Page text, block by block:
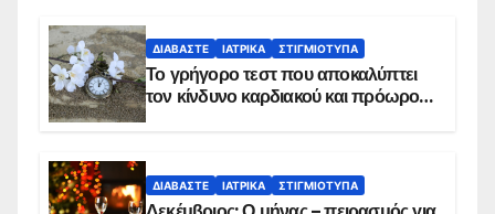
ΔΙΑΒΆΣΤΕ ΙΑΤΡΙΚΆ ΣΤΙΓΜΙΌΤΥΠΑ
Το γρήγορο τεστ που αποκαλύπτει
τον κίνδυνο καρδιακού και πρόωρου
ΔΙΑΒΆΣΤΕ ΙΑΤΡΙΚΆ ΣΤΙΓΜΙΌΤΥΠΑ